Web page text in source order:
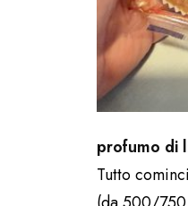
profumo di
Tutto